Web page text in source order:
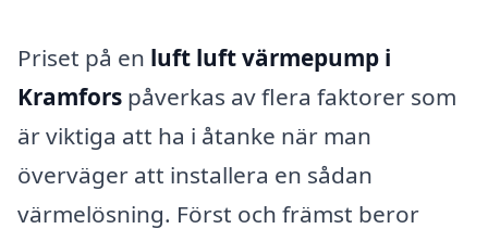
Priset på en luft luft värmepump i
Kramfors påverkas av flera faktorer som
är viktiga att ha i åtanke när man
överväger att installera en sådan
värmelösning. Först och främst beror